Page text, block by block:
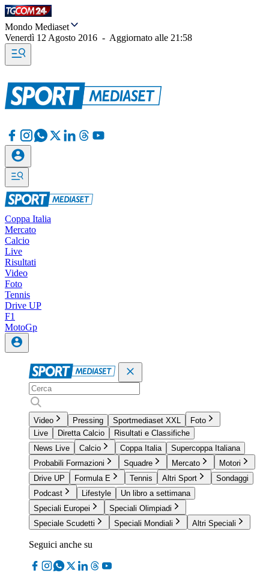
Mondo Mediaset
Venerdì 12 Agosto 2016 - Aggiornato alle 21:58
Coppa Italia
Mercato
Calcio
Live
Risultati
Video
Foto
Tennis
Drive UP
F1
MotoGp
Video Pressing Sportmediaset XXL
Foto
Live
Diretta Calcio
Risultati e Classifiche
News Live
Calcio Coppa Italia
Supercoppa Italiana
Probabili Formazioni
Squadre Mercato
Motori
Drive UP
Formula E Tennis Altri Sport
Sondaggi
Podcast
Lifestyle
Un libro a settimana
Speciali Europei
Speciali Olimpiadi
Speciale Scudetti
Speciali Mondiali Altri Speciali
Seguici anche su